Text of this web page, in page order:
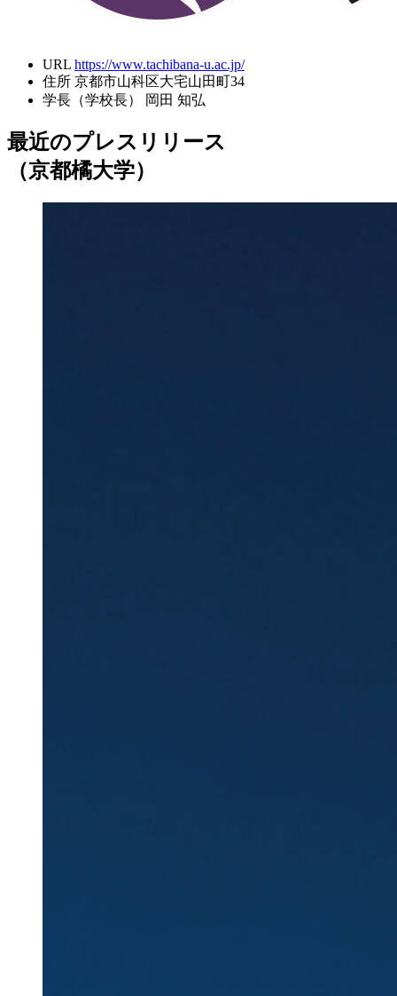
URL https://www.tachibana-u.ac.jp/
住所 京都市山科区大宅山田町34
学長（学校長）
岡田 知弘
最近のプレスリリース
（京都橘大学）